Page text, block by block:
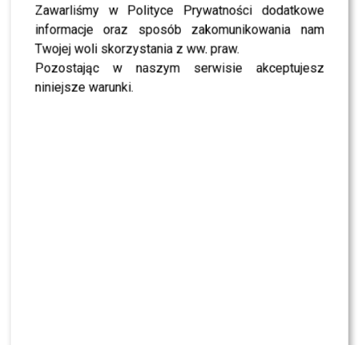
Zawarliśmy w Polityce Prywatności dodatkowe
informacje oraz sposób zakomunikowania nam
Twojej woli skorzystania z ww. praw.
Pozostając w naszym serwisie akceptujesz
niniejsze warunki.
Zobacz też:Gwiazda reggae oceni uczestników „Hell’s
Kitchen” – wiemy, kto to będzie!
Odtwarzacz
video
Media error: Format(s) not supported or source(s)
not found